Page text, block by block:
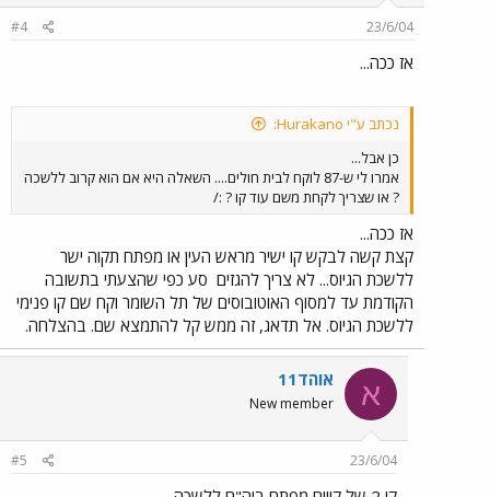
23/6/04
#4
אז ככה...
נכתב ע"י Hurakano:
כן אבל...
אמרו לי ש-87 לוקח לבית חולים.... השאלה היא אם הוא קרוב ללשכה
? או שצריך לקחת משם עוד קו ? :/
אז ככה...
קצת קשה לבקש קו ישיר מראש העין או מפתח תקוה ישר
ללשכת הגיוס... לא צריך להגזים סע כפי שהצעתי בתשובה
הקודמת עד למסוף האוטובוסים של תל השומר וקח שם קו פנימי
ללשכת הגיוס. אל תדאג, זה ממש קל להתמצא שם. בהצלחה.
א אוהד11
New member
23/6/04
#5